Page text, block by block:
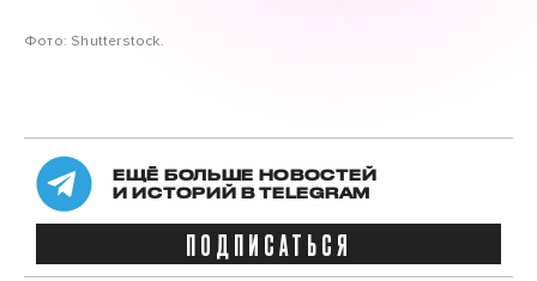
Фото: Shutterstock.
ЕЩЁ БОЛЬШЕ НОВОСТЕЙ
И ИСТОРИЙ В TELEGRAM
ПОДПИСАТЬСЯ